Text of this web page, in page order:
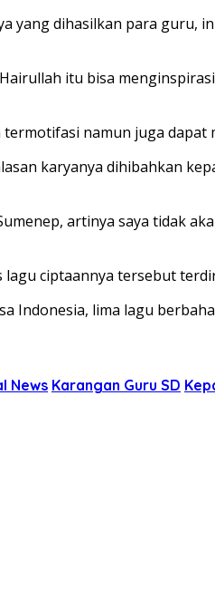
yang dihasilkan para guru,
itu bisa
namun juga
karyanya dihibahkan
artinya saya tidak
ciptaannya tersebut
Indonesia, lima lagu
News Karangan Guru SD